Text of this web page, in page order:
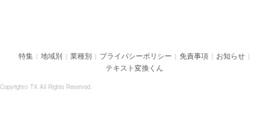
特集 | 地域別 | 業種別 | プライバシーポリシー | 免責事項 | お知らせ |
テキスト変換くん
Copyright© TX All Rights Reserved.